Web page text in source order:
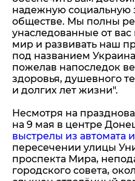
надежную социальную
обществе. Мы полны
унаследованные от
мир и развивать наш
под названием
пожелав напоследок
здоровья, душевного
и долгих лет жизни".
Несмотря на
на 9 мая в центре
выстрелы из автомата
пересечении улицы
проспекта Мира,
городского совета,